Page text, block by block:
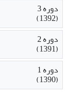
دوره 3
(1392)
دوره 2
(1391)
دوره 1
(1390)